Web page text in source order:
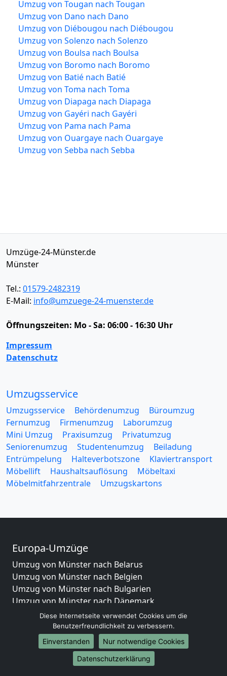
Umzug von Tougan nach Tougan
Umzug von Dano nach Dano
Umzug von Diébougou nach Diébougou
Umzug von Solenzo nach Solenzo
Umzug von Boulsa nach Boulsa
Umzug von Boromo nach Boromo
Umzug von Batié nach Batié
Umzug von Toma nach Toma
Umzug von Diapaga nach Diapaga
Umzug von Gayéri nach Gayéri
Umzug von Pama nach Pama
Umzug von Ouargaye nach Ouargaye
Umzug von Sebba nach Sebba
Umzüge-24-Münster.de
Münster
Tel.: 01579-2482319
E-Mail: info@umzuege-24-muenster.de
Öffnungszeiten: Mo - Sa: 06:00 - 16:30 Uhr
Impressum
Datenschutz
Umzugsservice
Umzugsservice Behördenumzug
Büroumzug
Fernumzug
Firmenumzug
Laborumzug
Mini Umzug
Praxisumzug
Privatumzug
Seniorenumzug
Studentenumzug
Beiladung
Entrümpelung
Halteverbotszone
Klaviertransport
Möbellift
Haushaltsauflösung
Möbeltaxi
Möbelmitfahrzentrale
Umzugskartons
Europa-Umzüge
Umzug von Münster nach Belarus
Umzug von Münster nach Belgien
Umzug von Münster nach Bulgarien
Umzug von Münster nach Dänemark
Umzug von Münster nach England
Umzug von Münster nach Portugal
Umzug von Münster nach Bosnien
und Herzegowina
Umzug von Münster nach Irland
Diese Internetseite verwendet Cookies um die
Benutzerfreundlichkeit zu verbessern.
Einverstanden
Nur notwendige Cookies
Datenschutzerklärung